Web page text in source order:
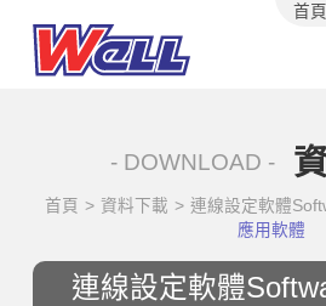
首頁
- DOWNLOAD -
首頁 > 資料下載 > 連線設定軟體
應用軟體
連線設定軟體